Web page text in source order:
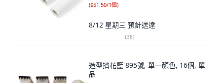
($51.50/1個)
8/12 星期三 預計送達
(36)
造型擠花籃 895號, 單一顏色, 16個, 單
品